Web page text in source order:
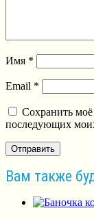
Имя *
Email *
Сохранить моё
последующих
Вам также